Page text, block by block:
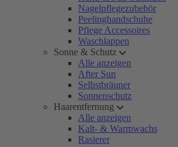
Nagelpflegezubehör
Peelinghandschuhe
Pflege Accessoires
Waschlappen
Sonne & Schutz
Alle anzeigen
After Sun
Selbstbräuner
Sonnenschutz
Haarentfernung
Alle anzeigen
Kalt- & Warmwachs
Rasierer